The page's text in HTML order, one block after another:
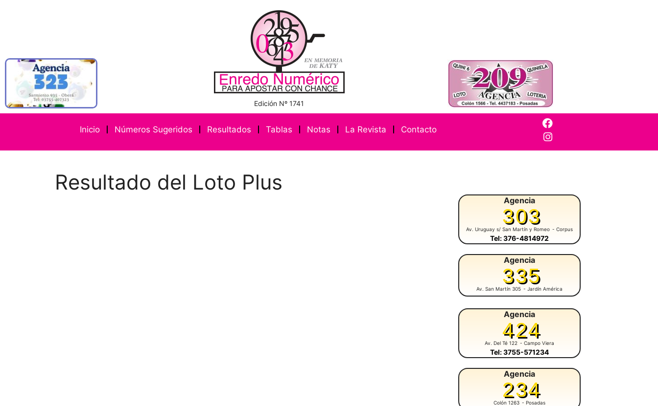
Edición Nº 1741
Inicio Números Sugeridos Resultados Tablas Notas La Revista Contacto
Resultado del Loto Plus
Agencia
303
Av. Uruguay s/ San Martín y Romeo - Corpus
Tel: 376-4814972
Agencia
335
Av. San Martín 305 - Jardín América
Agencia
424
Av. Del Té 122 - Campo Viera
Tel: 3755-571234
Agencia
234
Colón 1263 - Posadas